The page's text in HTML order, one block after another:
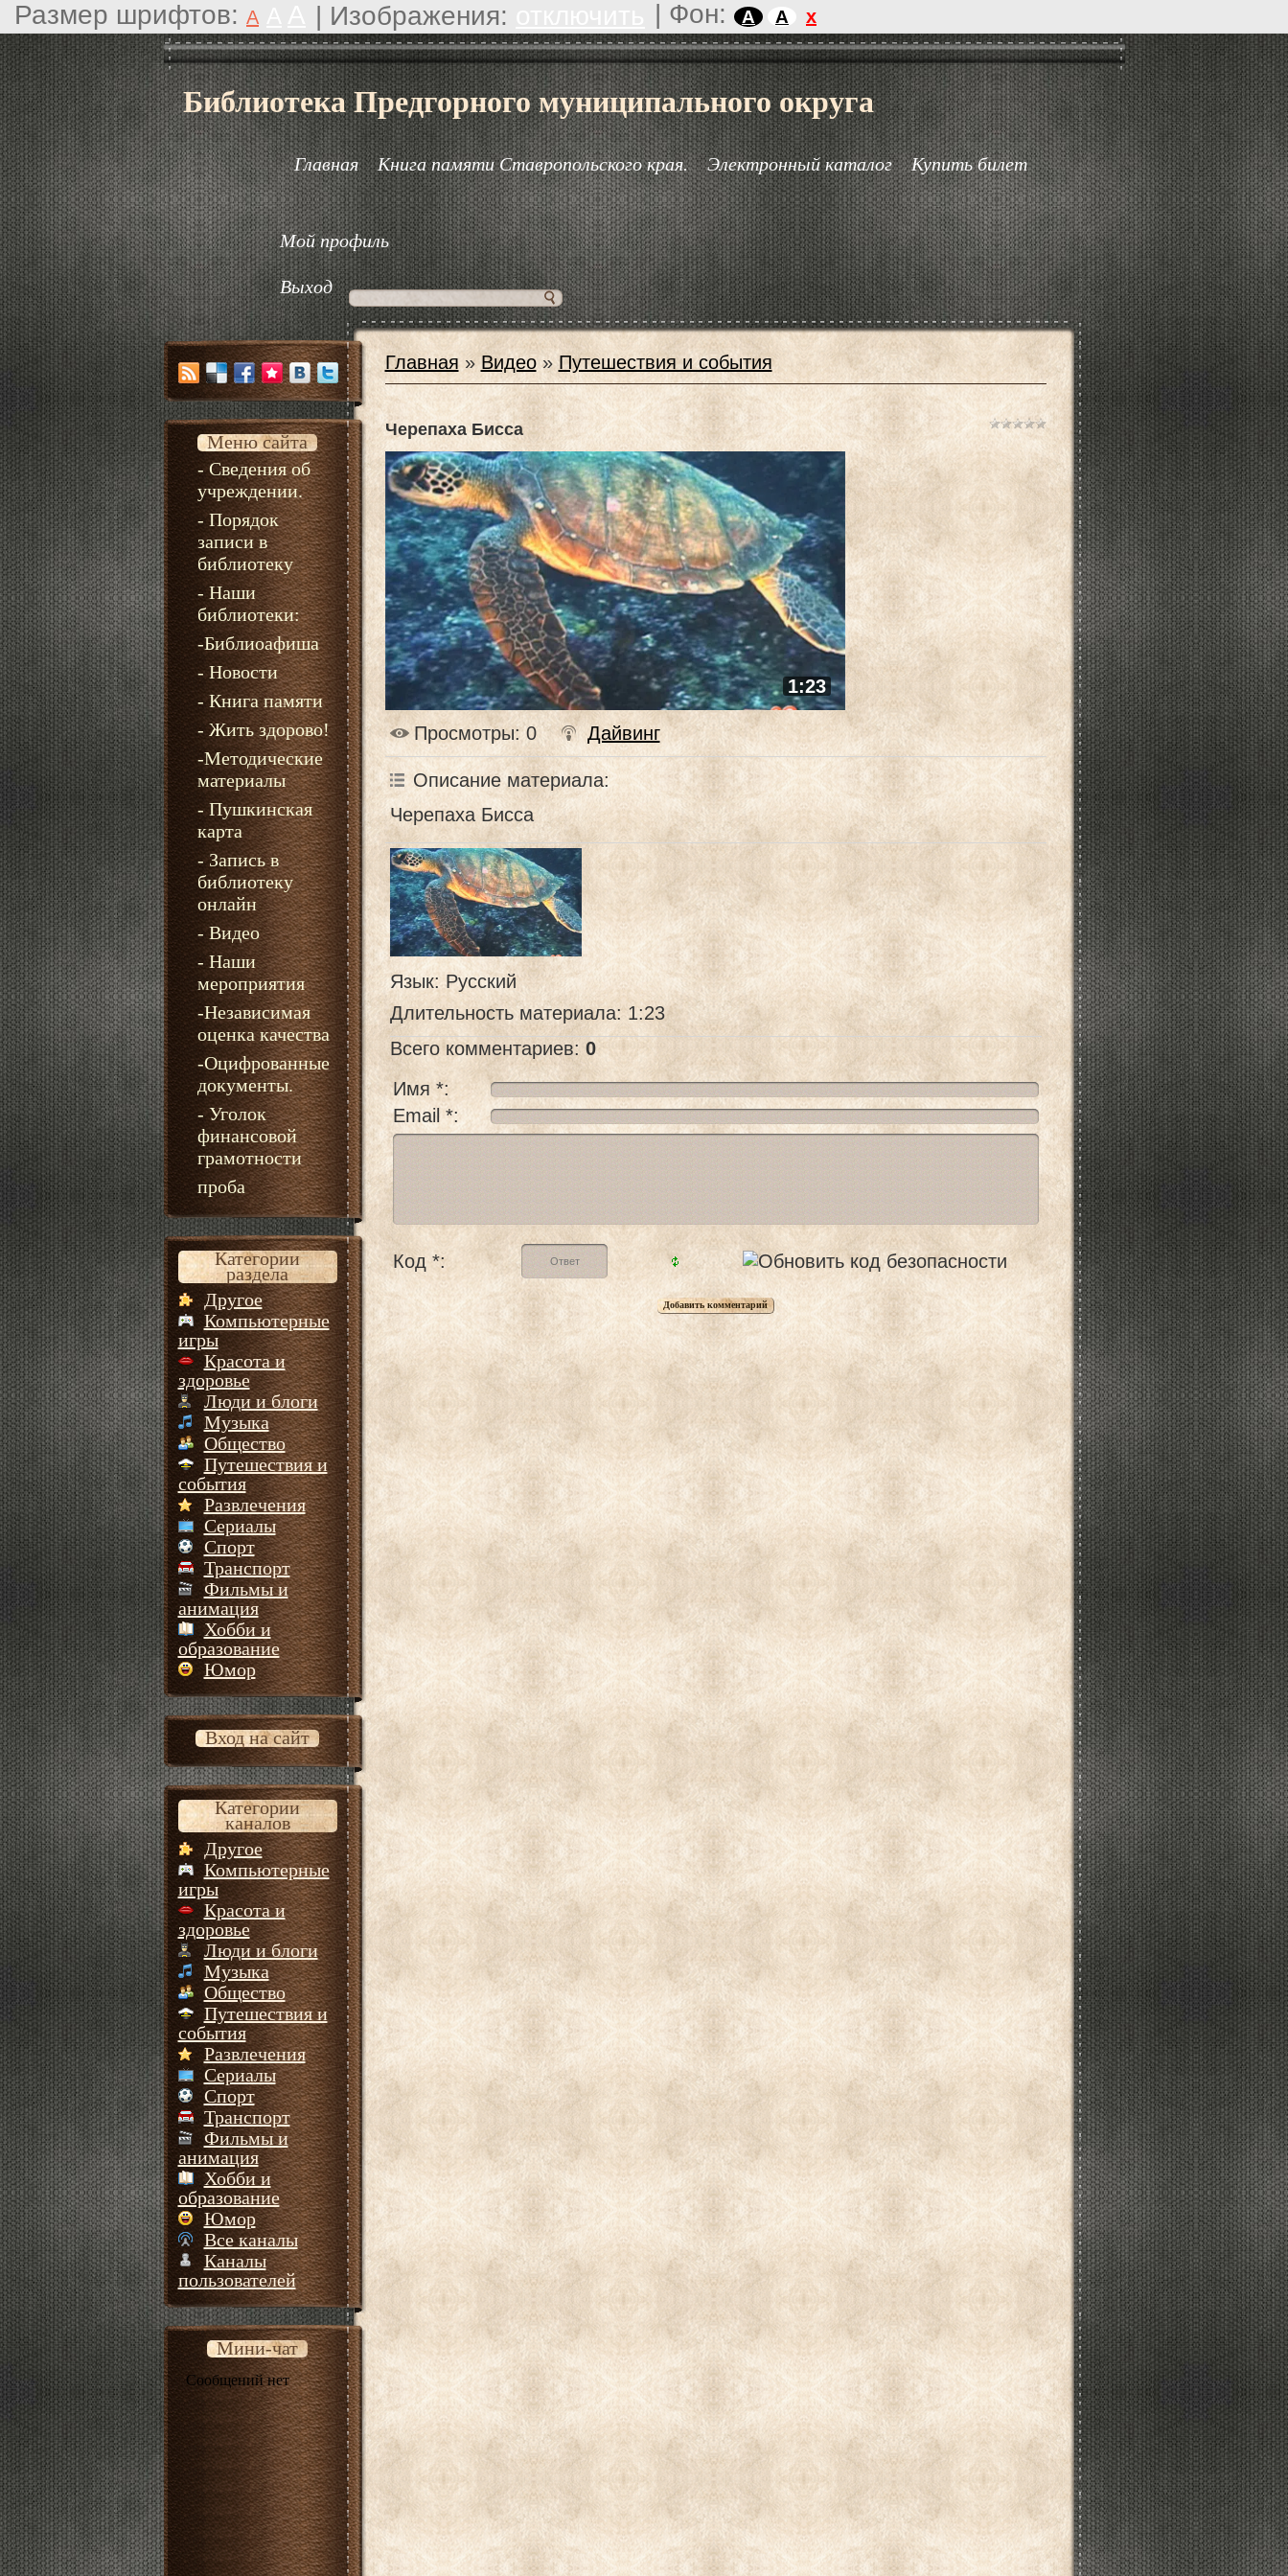
Размер шрифтов: A | Изображения: | Фон: A A x
Библиотека Предгорного муниципального округа
Главная Книга памяти Ставропольского края. Электронный каталог Купить билет
Мой профиль
Выход
Меню сайта
- Сведения об
учреждении.
- Порядок
записи в
библиотеку
- Наши
библиотеки:
-Библиоафиша
- Новости
- Книга памяти
- Жить здорово!
-Методические
материалы
- Пушкинская
карта
- Запись в
библиотеку
онлайн
- Видео
- Наши
мероприятия
-Независимая
оценка качества
-Оцифрованные
документы.
- Уголок
финансовой
грамотности
проба
Категории
раздела
Другое
Компьютерные
игры
Красота и
здоровье
Люди и блоги
Музыка
Общество
Путешествия и
события
Развлечения
Сериалы
Спорт
Транспорт
Фильмы и
анимация
Хобби и
образование
Юмор
Вход на сайт
Категории
каналов
Другое
Компьютерные
игры
Красота и
здоровье
Люди и блоги
Музыка
Общество
Путешествия и
события
Развлечения
Сериалы
Спорт
Транспорт
Фильмы и
анимация
Хобби и
образование
Юмор
Все каналы
Каналы
пользователей
Мини-чат
Главная »Видео» Путешествия и события
Черепаха Бисса
1:23
Просмотры: 0 Дайвинг
Описание материала:
Черепаха Бисса
Язык: Русский
Длительность материала: 1:23
Всего комментариев: 0
Имя *:
Email *:
Код *: